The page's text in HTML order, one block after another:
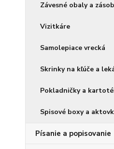
Závesné obaly a
Vizitkáre
Samolepiace vrecká
Skrinky na kľúče a
Pokladničky a
Spisové boxy a
Písanie a popisovanie